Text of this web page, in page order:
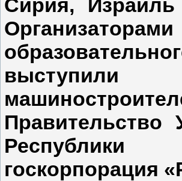
Сирия,
Правительство
госкорпорация